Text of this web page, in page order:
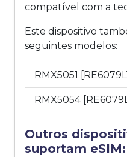
compatível com a
Este dispositivo
seguintes modelos:
RMX5051
RMX5054
Outros
suportam eSIM: